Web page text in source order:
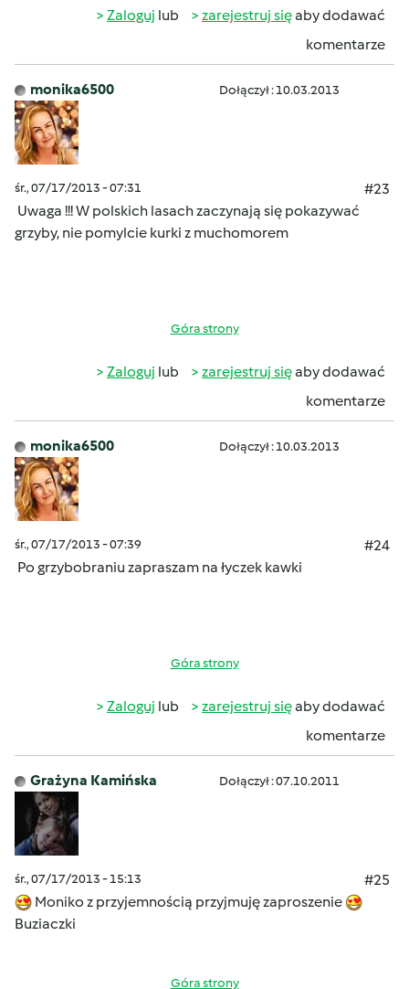
Zaloguj lub zarejestruj sięaby dodawać
komentarze
monika6500 Dołączył : 10.03.2013
śr., 07/17/2013 - 07:31
#23
Uwaga !!! W polskich lasach zaczynają się pokazywać
grzyby, nie pomylcie kurki z muchomorem
Góra strony
Zaloguj lub zarejestruj sięaby dodawać
komentarze
monika6500 Dołączył : 10.03.2013
śr., 07/17/2013 - 07:39
#24
Po grzybobraniu zapraszam na łyczek kawki
Góra strony
Zaloguj lub zarejestruj sięaby dodawać
komentarze
Grażyna Kamińska Dołączył : 07.10.2011
śr., 07/17/2013 - 15:13
#25
Moniko z przyjemnością przyjmuję zaproszenie
Buziaczki
Góra strony